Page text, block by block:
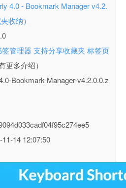
4.0 - Bookmark Manager v4.2.
收纳）
管理器 支持分享收藏夹 标签页
更多介绍）
Bookmark-Manager-v4.2.0.0.z
14 12:07:50